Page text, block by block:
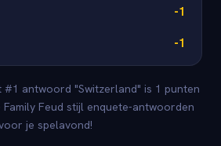
-1
-1
#1 antwoord "Switzerland" is 1 punten
Family Feud stijl enquete-antwoorden
je spelavond!